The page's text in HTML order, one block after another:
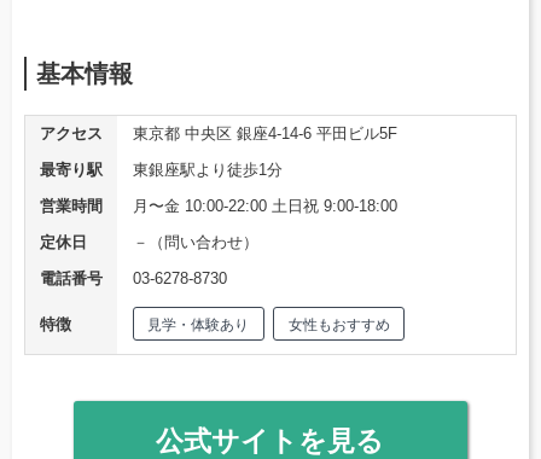
基本情報
アクセス
東京都 中央区 銀座4-14-6 平田ビル5F
最寄り駅
東銀座駅より徒歩1分
営業時間
月〜金 10:00-22:00 土日祝 9:00-18:00
定休日
－（問い合わせ）
電話番号
03-6278-8730
特徴 見学・体験あり 女性もおすすめ
公式サイトを見る